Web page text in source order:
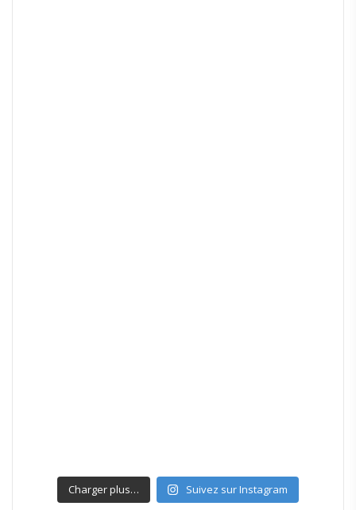
Charger plus… Suivez sur Instagram